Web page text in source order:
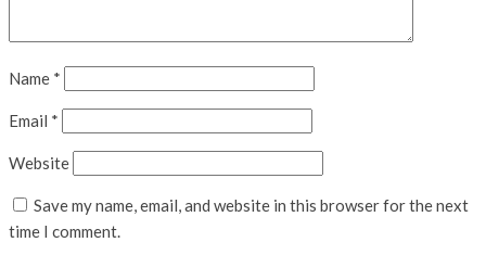
Name *
Email *
Website
Save my name, email, and website in this browser for the next
time I comment.